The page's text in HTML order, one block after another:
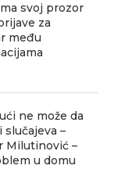
svoj prozor
za
među
ne može da
slučajeva –
Milutinović –
u domu